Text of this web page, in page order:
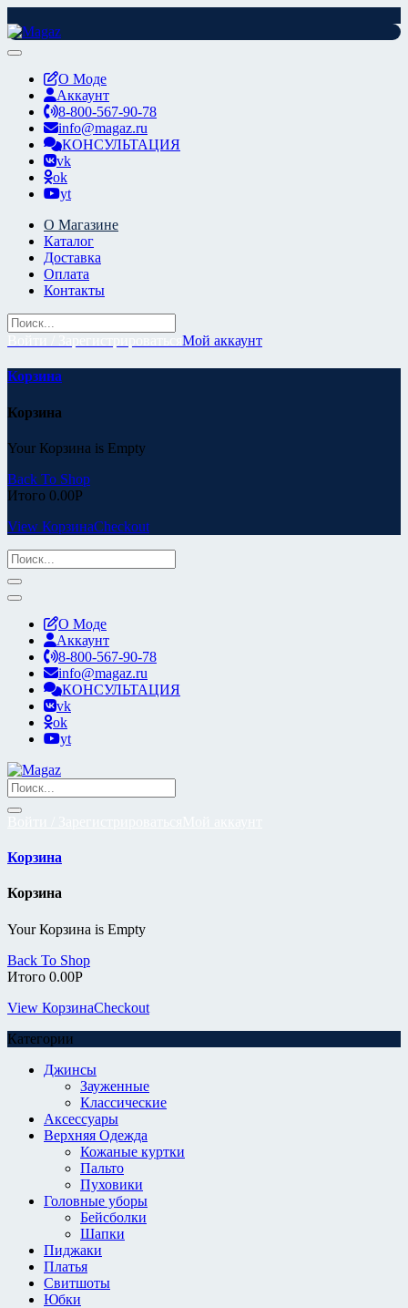
Перейти
к
О Моде
Аккаунт
8-800-567-90-78
info@magaz.ru
КОНСУЛЬТАЦИЯ
vk
ok
yt
О Магазине
Каталог
Доставка
Оплата
Контакты
Мой аккаунт
Корзина
Корзина
Your Корзина is Empty
Back To Shop
Итого 0.00Р
View КорзинаCheckout
О Моде
Аккаунт
8-800-567-90-78
info@magaz.ru
КОНСУЛЬТАЦИЯ
vk
ok
yt
Корзина
Корзина
Your Корзина is Empty
Back To Shop
Итого 0.00Р
View КорзинаCheckout
Категории
Джинсы
Зауженные
Классические
Аксессуары
Верхняя Одежда
Кожаные куртки
Пальто
Пуховики
Головные уборы
Бейсболки
Шапки
Пиджаки
Платья
Свитшоты
Юбки